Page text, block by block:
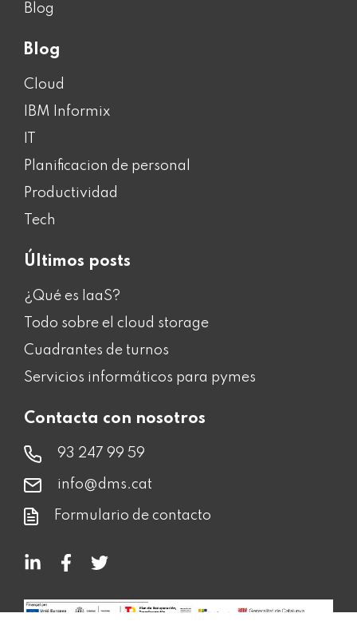
Blog
Blog
Cloud
IBM Informix
Planificacion de personal
Productividad
Tech
Últimos posts
¿Qué es IaaS?
Todo sobre el cloud storage
Cuadrantes de turnos
Servicios informáticos para pymes
Contacta con nosotros
93 247 99 59
info@dms.cat
Formulario de contacto